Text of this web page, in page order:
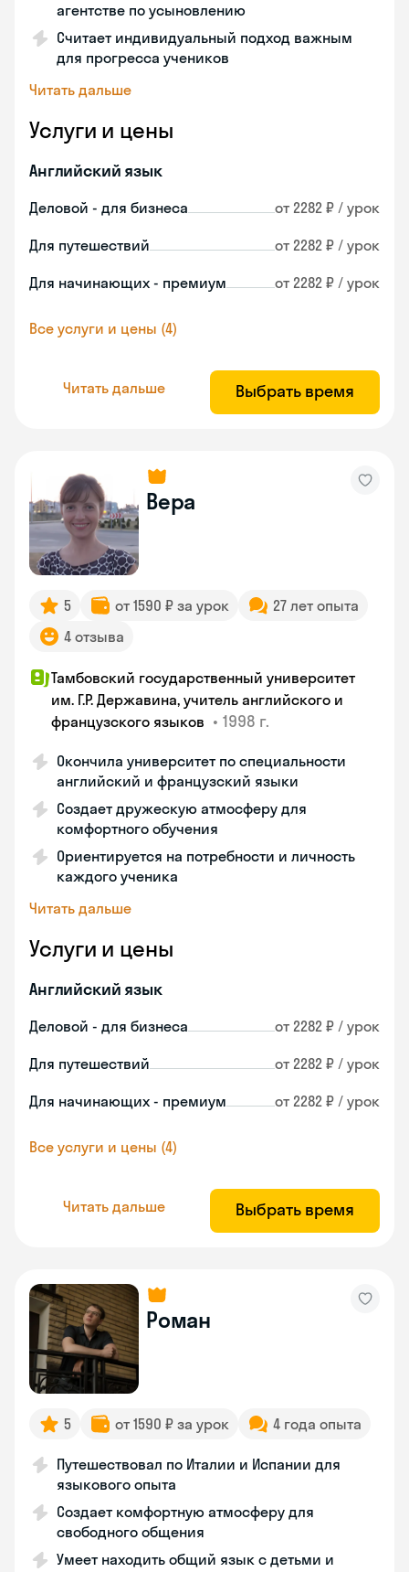
агентстве по усыновлению
Считает индивидуальный подход важным
для прогресса учеников
Читать дальше
Услуги и цены
Английский язык
Деловой - для бизнеса от 2282 ₽ / урок
Для путешествий от 2282 ₽ / урок
Для начинающих - премиум от 2282 ₽ / урок
Все услуги и цены (4)
Читать дальше Выбрать время
Вера
5 от 1590 ₽ за урок
27 лет опыта
4 отзыва
Тамбовский государственный университет
им. Г.Р. Державина, учитель английского и
французского языков • 1998 г.
Окончила университет по специальности
английский и французский языки
Создает дружескую атмосферу для
комфортного обучения
Ориентируется на потребности и личность
каждого ученика
Читать дальше
Услуги и цены
Английский язык
Деловой - для бизнеса от 2282 ₽ / урок
Для путешествий от 2282 ₽ / урок
Для начинающих - премиум от 2282 ₽ / урок
Все услуги и цены (4)
Читать дальше Выбрать время
Роман
5 от 1590 ₽ за урок 4 года опыта
Путешествовал по Италии и Испании для
языкового опыта
Создает комфортную атмосферу для
свободного общения
Умеет находить общий язык с детьми и